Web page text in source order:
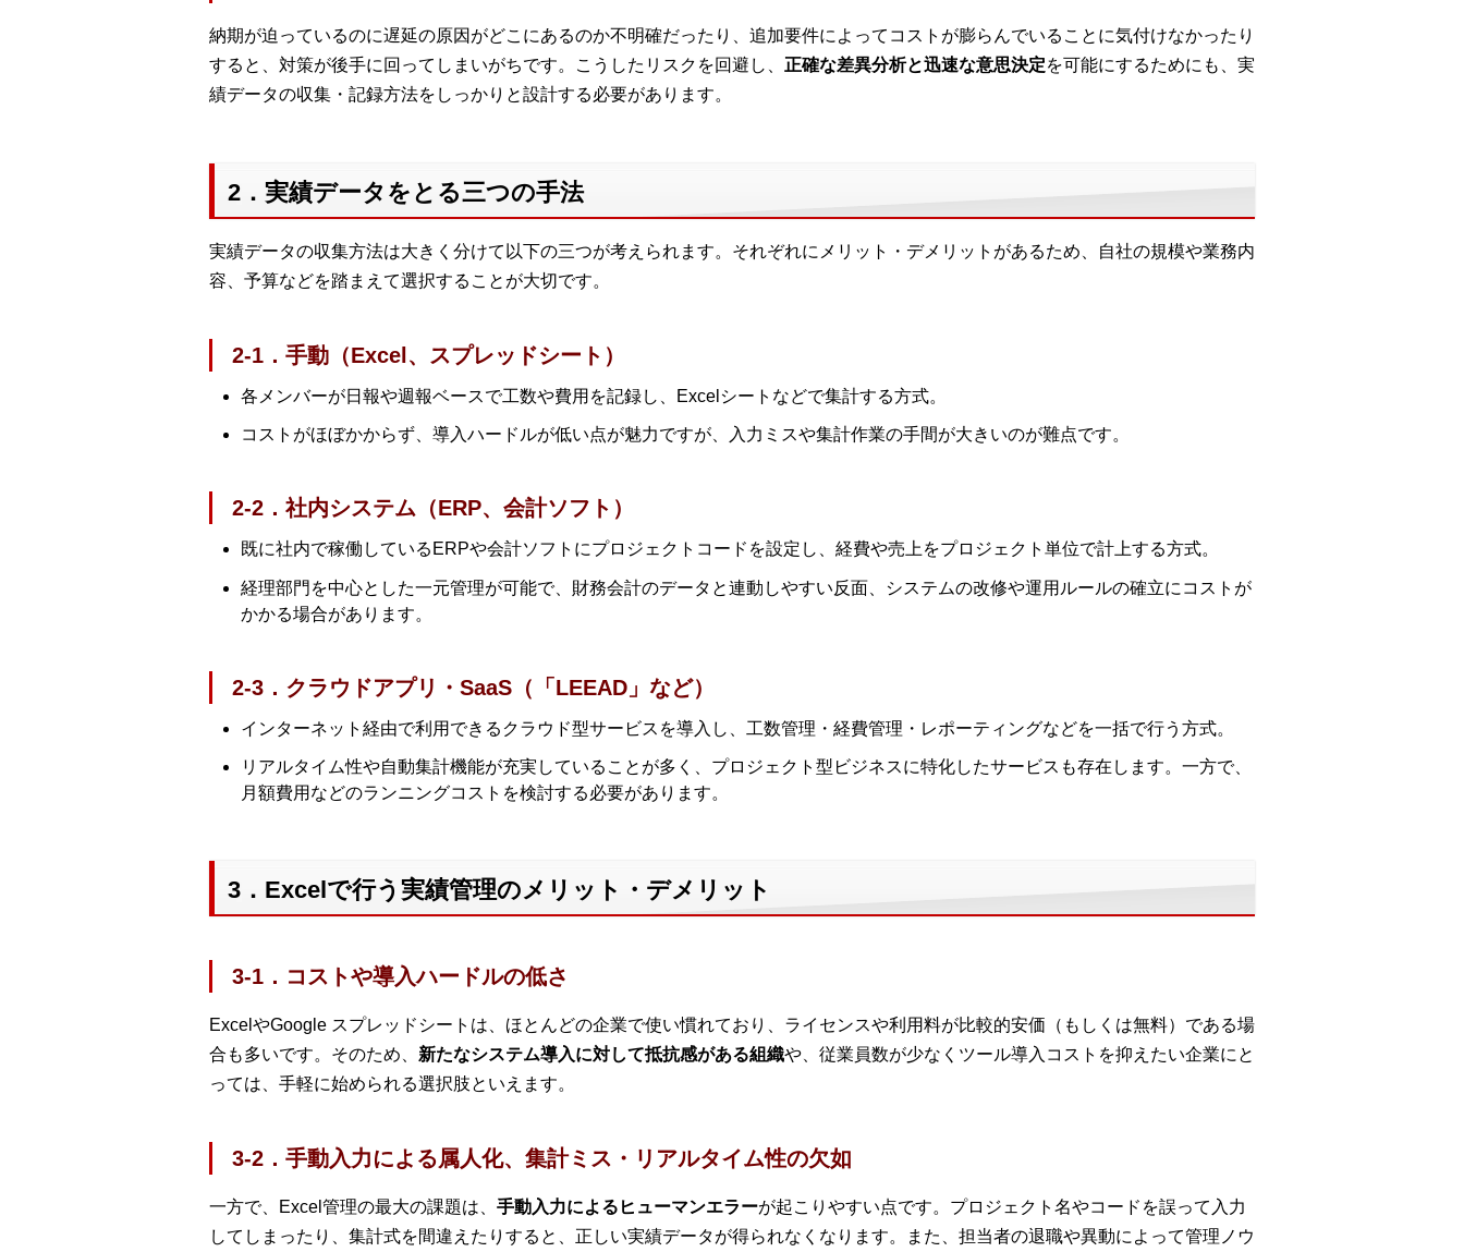
納期が迫っているのに遅延の原因がどこにあるのか不明確だったり、追加要件によってコストが膨らんでいることに気付けなかったり
すると、対策が後手に回ってしまいがちです。こうしたリスクを回避し、 正確な差異分析と迅速な意思決定を可能にするためにも、実
績データの収集・記録方法をしっかりと設計する必要があります。
2．実績データをとる三つの手法
実績データの収集方法は大きく分けて以下の三つが考えられます。それぞれにメリット・デメリットがあるため、自社の規模や業務内
容、予算などを踏まえて選択することが大切です。
2-1．手動（Excel、スプレッドシート）
各メンバーが日報や週報ベースで工数や費用を記録し、Excelシートなどで集計する方式。
コストがほぼかからず、導入ハードルが低い点が魅力ですが、入力ミスや集計作業の手間が大きいのが難点です。
2-2．社内システム（ERP、会計ソフト）
既に社内で稼働しているERPや会計ソフトにプロジェクトコードを設定し、経費や売上をプロジェクト単位で計上する方式。
経理部門を中心とした一元管理が可能で、財務会計のデータと連動しやすい反面、システムの改修や運用ルールの確立にコストが
かかる場合があります。
2-3．クラウドアプリ・SaaS（「LEEAD」など）
インターネット経由で利用できるクラウド型サービスを導入し、工数管理・経費管理・レポーティングなどを一括で行う方式。
リアルタイム性や自動集計機能が充実していることが多く、プロジェクト型ビジネスに特化したサービスも存在します。一方で、
月額費用などのランニングコストを検討する必要があります。
3．Excelで行う実績管理のメリット・デメリット
3-1．コストや導入ハードルの低さ
ExcelやGoogle スプレッドシートは、ほとんどの企業で使い慣れており、ライセンスや利用料が比較的安価（もしくは無料）である場
合も多いです。そのため、 新たなシステム導入に対して抵抗感がある組織や、従業員数が少なくツール導入コストを抑えたい企業にと
っては、手軽に始められる選択肢といえます。
3-2．手動入力による属人化、集計ミス・リアルタイム性の欠如
一方で、Excel管理の最大の課題は、 手動入力によるヒューマンエラーが起こりやすい点です。プロジェクト名やコードを誤って入力
してしまったり、集計式を間違えたりすると、正しい実績データが得られなくなります。また、担当者の退職や異動によって管理ノウ